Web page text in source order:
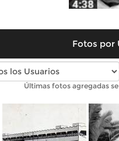
Fotos por
Fotos antiguas de
Últimas fotos agregadas